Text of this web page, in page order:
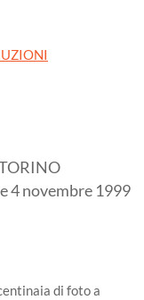
4 novembre 1999
di foto a